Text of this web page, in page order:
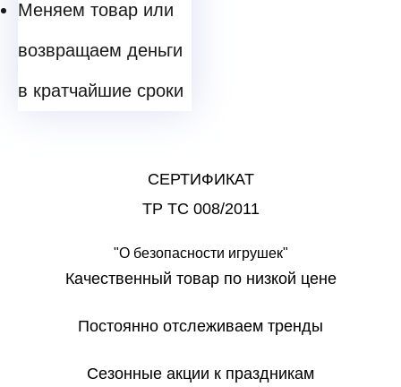
Меняем товар или
возвращаем деньги
в кратчайшие сроки
СЕРТИФИКАТ
ТР ТС 008/2011
"О безопасности игрушек"
Качественный товар по низкой цене
Постоянно отслеживаем тренды
Сезонные акции к праздникам